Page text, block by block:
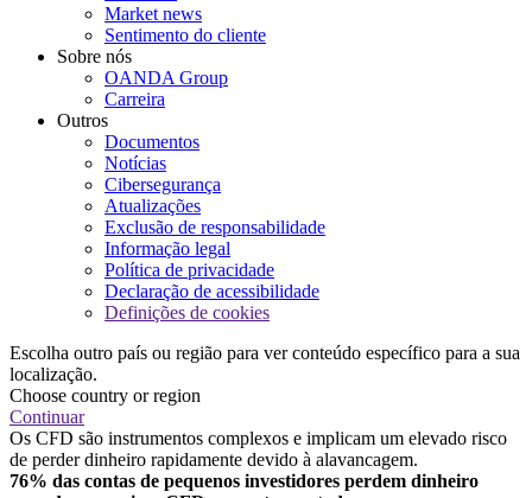
Market news
Sentimento do cliente
Sobre nós
OANDA Group
Carreira
Outros
Documentos
Notícias
Cibersegurança
Atualizações
Exclusão de responsabilidade
Informação legal
Política de privacidade
Declaração de acessibilidade
Definições de cookies
Escolha outro país ou região para ver conteúdo específico para a sua
localização.
Choose country or region
Continuar
Os CFD são instrumentos complexos e implicam um elevado risco
de perder dinheiro rapidamente devido à alavancagem.
76% das contas de pequenos investidores perdem dinheiro